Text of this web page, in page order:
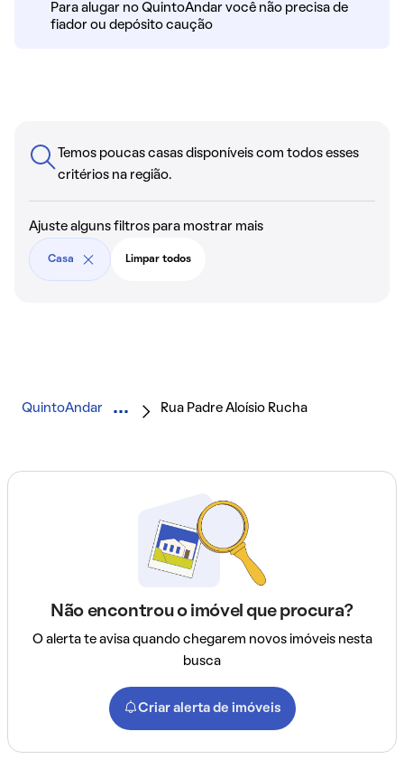
Para alugar no QuintoAndar você não precisa de
fiador ou depósito caução
Temos poucas casas disponíveis com todos esses
critérios na região.
Ajuste alguns filtros para mostrar mais
Casa Limpar todos
QuintoAndar Rua Padre Aloísio Rucha
Não encontrou o imóvel que procura?
O alerta te avisa quando chegarem novos imóveis nesta
busca
Criar alerta de imóveis